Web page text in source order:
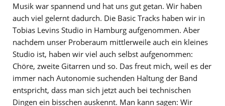
Musik war spannend und hat uns gut getan. Wir haben
auch viel gelernt dadurch. Die Basic Tracks haben wir in
Tobias Levins Studio in Hamburg aufgenommen. Aber
nachdem unser Proberaum mittlerweile auch ein kleines
Studio ist, haben wir viel auch selbst aufgenommen:
Chöre, zweite Gitarren und so. Das freut mich, weil es der
immer nach Autonomie suchenden Haltung der Band
entspricht, dass man sich jetzt auch bei technischen
Dingen ein bisschen auskennt. Man kann sagen: Wir